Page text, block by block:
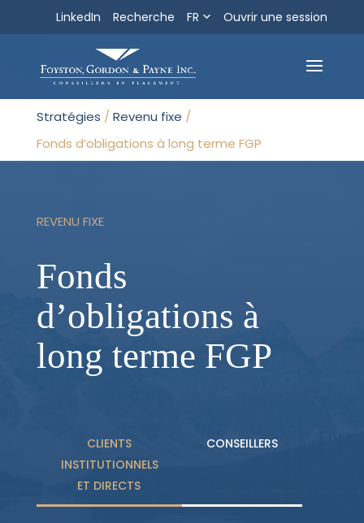
Recherche
LinkedIn Recherche FR Ouvrir une session
Stratégies / Revenu fixe /
Fonds d’obligations à long terme FGP
REVENU FIXE
Fonds
d’obligations à
long terme FGP
CLIENTS
INSTITUTIONNELS
ET DIRECTS
CONSEILLERS